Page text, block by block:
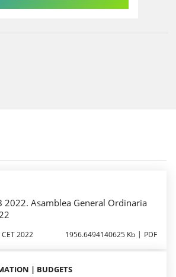
2022. Asamblea General Ordinaria
2022 1956.6494140625 Kb PDF
| BUDGETS